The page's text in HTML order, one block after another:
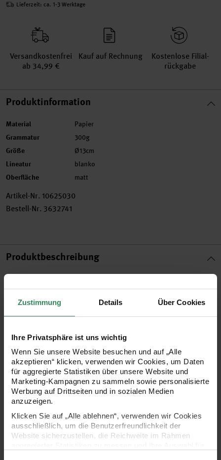
Zustimmung Details Über Cookies
Ihre Privatsphäre ist uns wichtig
Wenn Sie unsere Website besuchen und auf „Alle
akzeptieren“ klicken, verwenden wir Cookies, um Daten
für aggregierte Statistiken über unsere Website und
Marketing-Kampagnen zu sammeln sowie personalisierte
Werbung auf Drittseiten und in sozialen Medien
anzuzeigen.
Klicken Sie auf „Alle ablehnen“, verwenden wir Cookies
ausschließlich, um die Benutzerfreundlichkeit der
Website sicherzustellen, die Reichweite im Rahmen
Lieferzeit: ca. 1-3 Werktage
Versand­kosten­frei
ab 34,99 €
Kauf auf Rechnung
Kosten­lose Filial­
rückgabe
Produktinformation
Material Papier
Grammatur 300g
Größe Ø13cm
Lineatur blanko
Oberfläche matt
Artikel-Nr. 10625030
Bestell-Nr. 3632741
Produktbeschreibung
kreative Komfortzone zu verlassen, ihren Horizont zu
erweitern und ihre künstlerische Leidenschaft zu entfachen.
Die attraktive Box bewahrt die 30 Blätter sicher auf und
schützt sie, ob bemalt oder unbemalt, vor Schmutz und
Feuchtigkeit. Das matte Aquarellpapier aus 100% Baumwolle
eignet sich hervorragend für Aquarell-, Gouache- und
Acrylmalerei. Farben haften ausgezeichnet auf der Oberfläche